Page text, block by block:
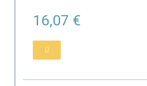
16,07 €